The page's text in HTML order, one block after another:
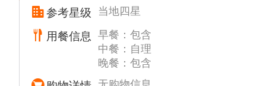
风光，让你永生难忘。
【埃德小镇】（游览约30分钟）,这里是挪威
峡湾美丽村庄的典型代表，过去是有雪山将之
与世隔绝，仅以几百公里长的海湾与大海、与
外界相连的山窝窝。小镇就在海湾的尽头。这
里在一千年前是靠抢劫掠夺而谋生的海盗的大
参考星级 当地四星
用餐信息
早餐：包含
中餐：自理
晚餐：包含